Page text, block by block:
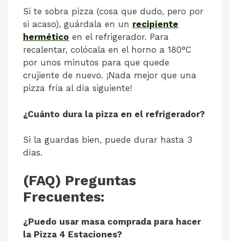
Si te sobra pizza (cosa que dudo, pero por
si acaso), guárdala en un recipiente
hermético en el refrigerador. Para
recalentar, colócala en el horno a 180°C
por unos minutos para que quede
crujiente de nuevo. ¡Nada mejor que una
pizza fría al día siguiente!
¿Cuánto dura la pizza en el refrigerador?
Si la guardas bien, puede durar hasta 3
días.
(FAQ) Preguntas
Frecuentes:
¿Puedo usar masa comprada para hacer
la Pizza 4 Estaciones?